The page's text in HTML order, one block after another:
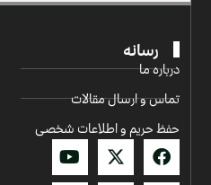
رسانه
درباره ما
تماس و ارسال مقالات
حفظ حریم و اطلاعات شخصی